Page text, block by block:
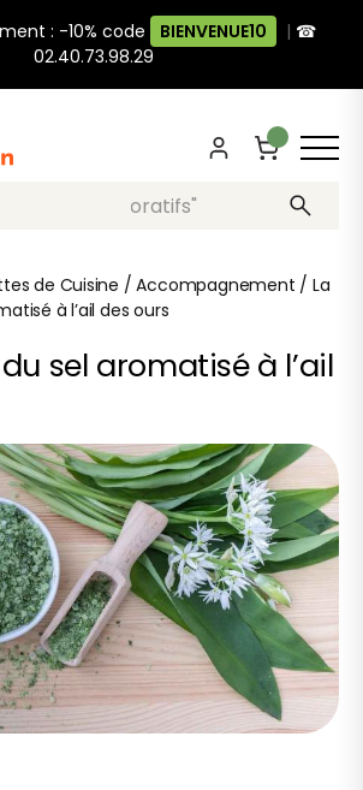
: -10% code BIENVENUE10 | ☎
02.40.73.98.29
ex: "pots décoratifs"
de Cuisine /Accompagnement / La
à l’ail des ours
sel aromatisé à l’ail